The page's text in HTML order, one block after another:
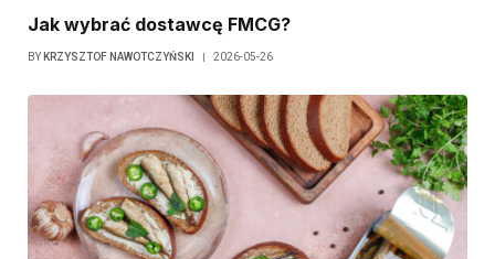
Jak wybrać dostawcę FMCG?
BY KRZYSZTOF NAWOTCZYŃSKI 2026-05-26